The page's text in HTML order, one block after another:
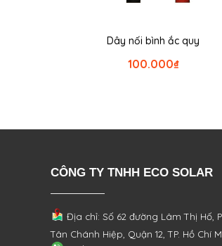
Dây nối bình ắc quy
₫
100.000
CÔNG TY TNHH ECO SOLAR
Địa chỉ: Số 62 đường Lâm Thị Hố,
Tân Chánh Hiệp, Quận 12, TP. Hồ Chí